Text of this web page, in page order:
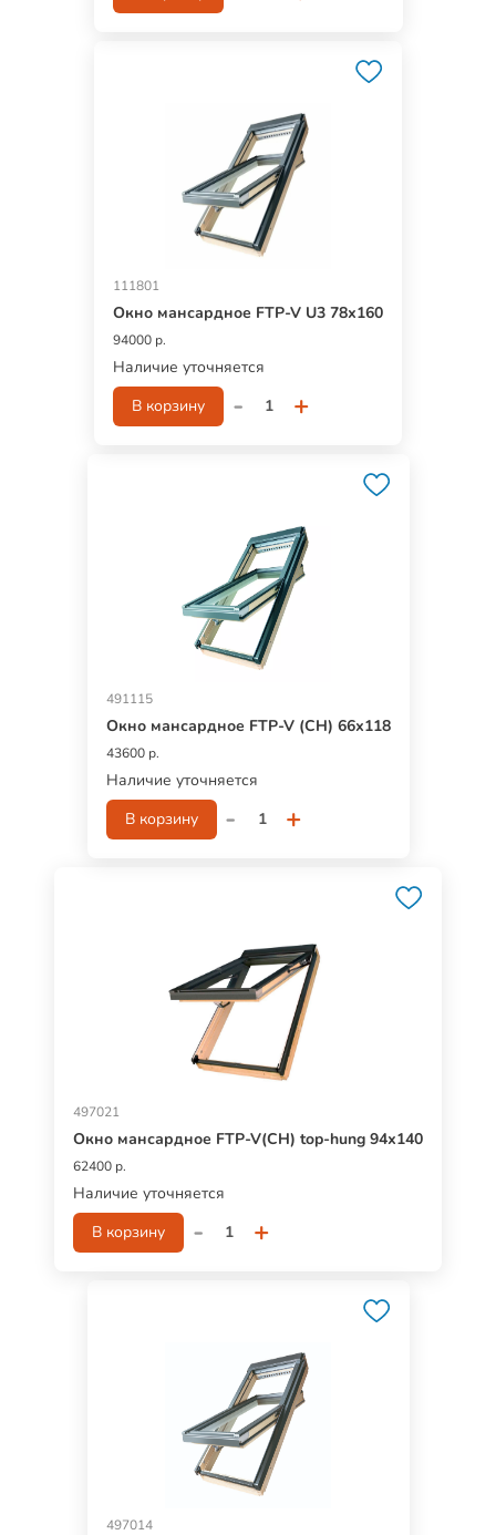
111801
Окно мансардное FTP-V U3 78х160
94000 р.
Наличие уточняется
В корзину
- +
491115
Окно мансардное FTP-V (CH) 66х118
43600 р.
Наличие уточняется
В корзину
- +
497021
Окно мансардное FTP-V(CH) top-hung 94х140
62400 р.
Наличие уточняется
В корзину
- +
497014